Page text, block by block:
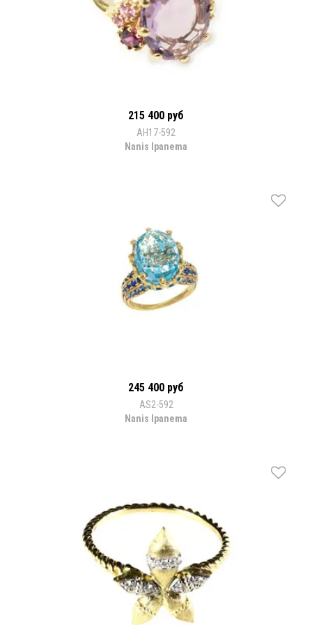
215 400 руб
AH17-592
Nanis Ipanema
245 400 руб
AS2-592
Nanis Ipanema